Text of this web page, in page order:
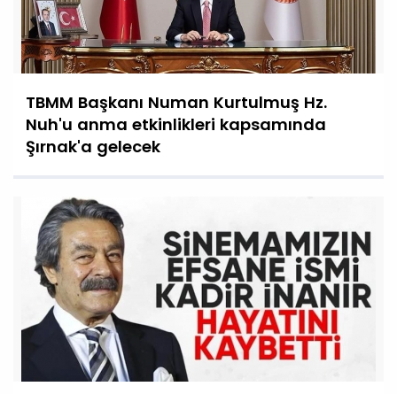
TBMM Başkanı Numan Kurtulmuş Hz.
Nuh'u anma etkinlikleri kapsamında
Şırnak'a gelecek